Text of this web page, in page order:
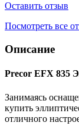
Оставить отзыв
Посмотреть все
Описание
Precor EFX 835
Занимаясь
купить
отличного